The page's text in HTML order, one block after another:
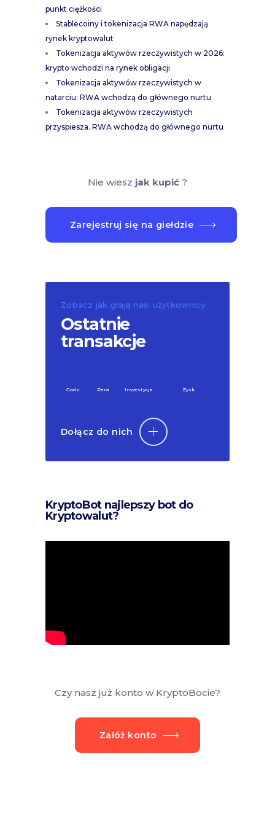
punkt ciężkości
Stablecoiny i tokenizacja RWA napędzają
rynek kryptowalut
Tokenizacja aktywów rzeczywistych w 2026:
krypto wchodzi na rynek obligacji
Tokenizacja aktywów rzeczywistych w
natarciu: RWA wchodzą do głównego nurtu
Tokenizacja aktywów rzeczywistych
przyspiesza. RWA wchodzą do głównego nurtu
Nie wiesz jak kupić?
Zarejestruj się na giełdzie
Zobacz jak grają nasi użytkownicy
Ostatnie
transakcje
Godz. Para Inwestycja Zysk
Dołącz do nich
KryptoBot najlepszy bot do
Kryptowalut?
Czy nasz już konto w KryptoBocie?
Załóż konto